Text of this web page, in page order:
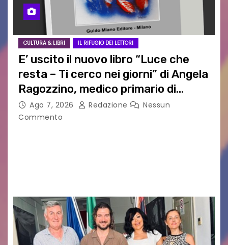
CULTURA & LIBRI IL RIFUGIO DEI LETTORI
E’ uscito il nuovo libro “Luce che
resta – Ti cerco nei giorni” di Angela
Ragozzino, medico primario di
Capua
Ago 7, 2026 Redazione
Nessun
Commento